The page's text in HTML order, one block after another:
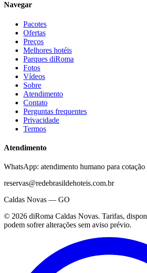
Navegar
Pacotes
Ofertas
Preços
Melhores hotéis
Parques diRoma
Fotos
Vídeos
Sobre
Atendimento
Contato
Perguntas frequentes
Privacidade
Termos
Atendimento
WhatsApp: atendimento humano para cotação
reservas@redebrasildehoteis.com.br
Caldas Novas — GO
© 2026 diRoma Caldas Novas. Tarifas,
podem sofrer alterações sem aviso prévio.